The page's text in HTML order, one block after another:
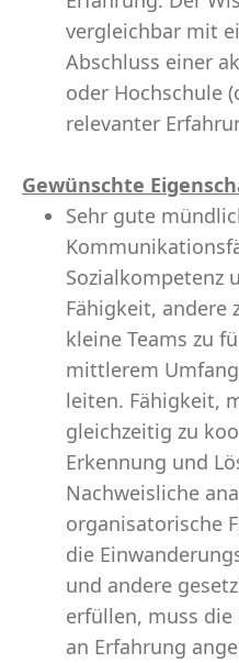
vergleichbar mit
Abschluss einer
oder Hochschule
relevanter
Gewünschte
Sehr gute
Sozialkompetenz
Fähigkeit, andere
kleine Teams zu
mittlerem
leiten. Fähigkeit,
gleichzeitig zu
Erkennung und
Nachweisliche
organisatorische
die
und andere
erfüllen, muss die
an Erfahrung